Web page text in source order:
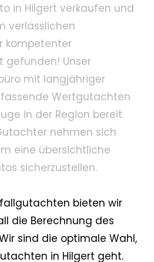
in Hilgert verkaufen und
verlässlichen
kompetenter
gefunden! Unser
mit langjähriger
Wertgutachten
in der Region bereit.
nehmen sich
eine übersichtliche
sicherzustellen.
bieten wir
die Berechnung des
sind die optimale Wahl,
in Hilgert geht.